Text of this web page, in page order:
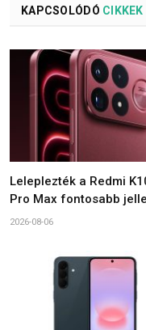
KAPCSOLÓDÓ CIKKEK
Leleplezték a Redmi
Pro Max fontosabb
2026-08-06